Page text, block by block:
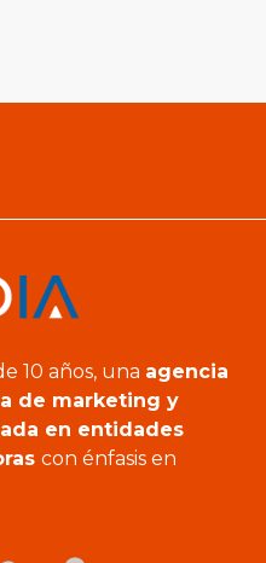
10 años, una agencia
de marketing y
en entidades
con énfasis en